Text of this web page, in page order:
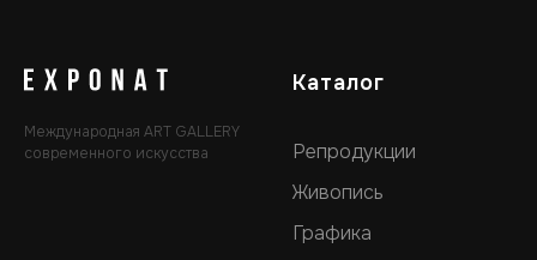
Международная ART GALLERY
современного искусства
Каталог
Репродукции
Живопись
Графика